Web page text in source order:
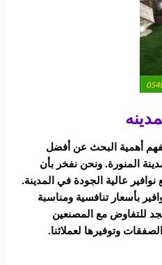
نفهم أهمية البحث عن أفضل
المنورة. ونحن نفخر بأن
عالية الجودة في المدينة.
بأسعار تنافسية ومناسبة
للتفاوض مع المصنعين
وتوفيرها لعملائنا.